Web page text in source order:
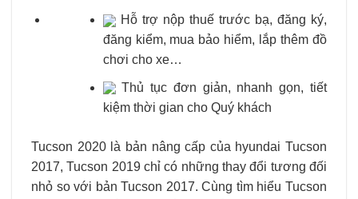
Hỗ trợ nộp thuế trước bạ, đăng ký,
đăng kiểm, mua bảo hiểm, lắp thêm đồ
chơi cho xe…
Thủ tục đơn giản, nhanh gọn, tiết
kiệm thời gian cho Quý khách
Tucson 2020 là bản nâng cấp của hyundai Tucson
2017, Tucson 2019 chỉ có những thay đổi tương đối
nhỏ so với bản Tucson 2017. Cùng tìm hiểu Tucson